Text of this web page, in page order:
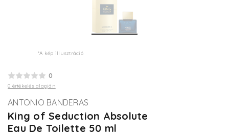
*A kép illusztráció
0
0 értékelés alapján
ANTONIO BANDERAS
King of Seduction Absolute
Eau De Toilette 50 ml